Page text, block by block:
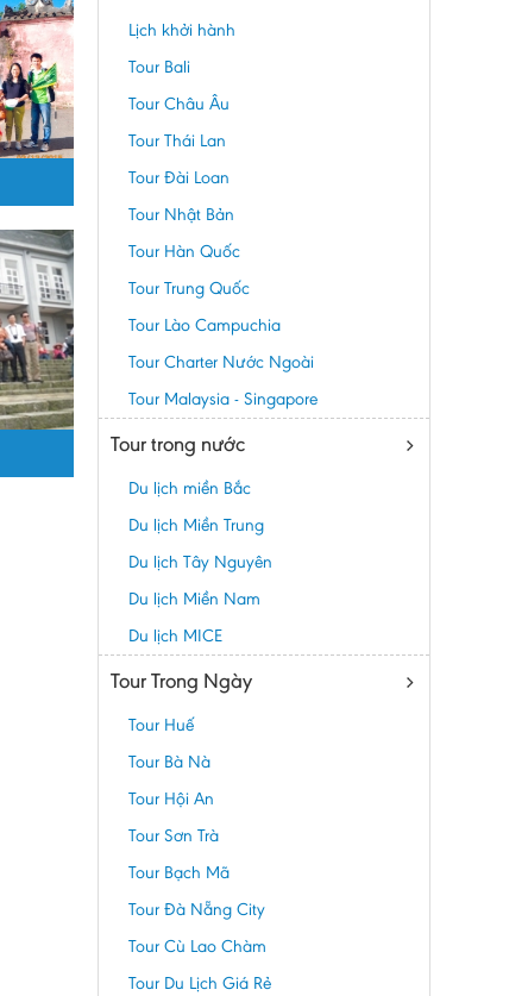
Lịch khởi hành
Tour Bali
Tour Châu Âu
Tour Thái Lan
Tour Đài Loan
Tour Nhật Bản
Tour Hàn Quốc
Tour Trung Quốc
Tour Lào Campuchia
Tour Charter Nước Ngoài
Tour Malaysia - Singapore
Tour trong nước
Du lịch miền Bắc
Du lịch Miền Trung
Du lịch Tây Nguyên
Du lịch Miền Nam
Du lịch MICE
Tour Trong Ngày
Tour Huế
Tour Bà Nà
Tour Hội An
Tour Sơn Trà
Tour Bạch Mã
Tour Đà Nẵng City
Tour Cù Lao Chàm
Tour Du Lịch Giá Rẻ